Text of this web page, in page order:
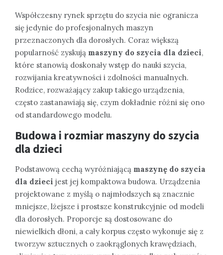
Współczesny rynek sprzętu do szycia nie ogranicza
się jedynie do profesjonalnych maszyn
przeznaczonych dla dorosłych. Coraz większą
popularność zyskują maszyny do szycia dla dzieci,
które stanowią doskonały wstęp do nauki szycia,
rozwijania kreatywności i zdolności manualnych.
Rodzice, rozważający zakup takiego urządzenia,
często zastanawiają się, czym dokładnie różni się ono
od standardowego modelu.
Budowa i rozmiar maszyny do szycia
dla dzieci
Podstawową cechą wyróżniającą maszynę do szycia
dla dzieci jest jej kompaktowa budowa. Urządzenia
projektowane z myślą o najmłodszych są znacznie
mniejsze, lżejsze i prostsze konstrukcyjnie od modeli
dla dorosłych. Proporcje są dostosowane do
niewielkich dłoni, a cały korpus często wykonuje się z
tworzyw sztucznych o zaokrąglonych krawędziach,